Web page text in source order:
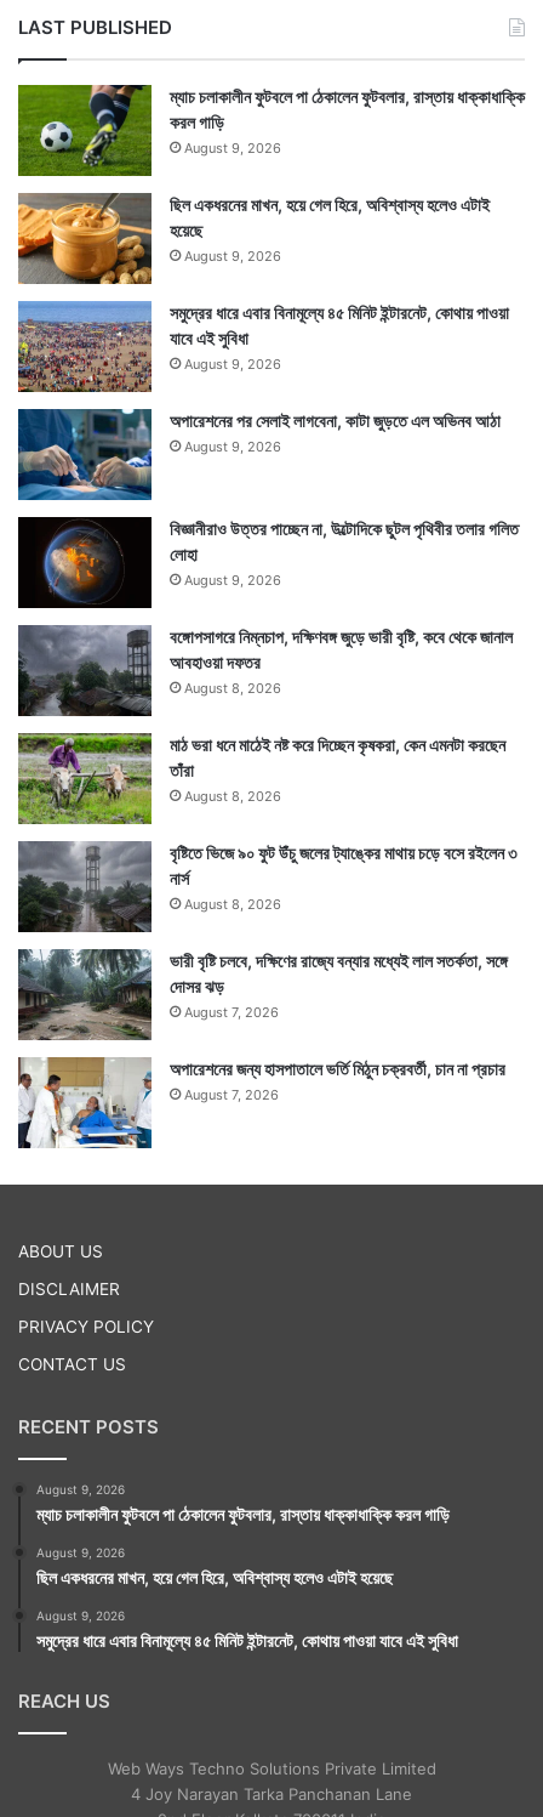
LAST PUBLISHED
ম্যাচ চলাকালীন ফুটবলে পা ঠেকালেন ফুটবলার, রাস্তায় ধাক্কাধাক্কি
করল গাড়ি
August 9, 2026
ছিল একধরনের মাখন, হয়ে গেল হিরে, অবিশ্বাস্য হলেও এটাই
হয়েছে
August 9, 2026
সমুদ্রের ধারে এবার বিনামূল্যে ৪৫ মিনিট ইন্টারনেট, কোথায় পাওয়া
যাবে এই সুবিধা
August 9, 2026
অপারেশনের পর সেলাই লাগবেনা, কাটা জুড়তে এল অভিনব আঠা
August 9, 2026
বিজ্ঞানীরাও উত্তর পাচ্ছেন না, উল্টোদিকে ছুটল পৃথিবীর তলার গলিত
লোহা
August 9, 2026
বঙ্গোপসাগরে নিম্নচাপ, দক্ষিণবঙ্গ জুড়ে ভারী বৃষ্টি, কবে থেকে জানাল
আবহাওয়া দফতর
August 8, 2026
মাঠ ভরা ধনে মাঠেই নষ্ট করে দিচ্ছেন কৃষকরা, কেন এমনটা করছেন
তাঁরা
August 8, 2026
বৃষ্টিতে ভিজে ৯০ ফুট উঁচু জলের ট্যাঙ্কের মাথায় চড়ে বসে রইলেন ৩
নার্স
August 8, 2026
ভারী বৃষ্টি চলবে, দক্ষিণের রাজ্যে বন্যার মধ্যেই লাল সতর্কতা, সঙ্গে
দোসর ঝড়
August 7, 2026
অপারেশনের জন্য হাসপাতালে ভর্তি মিঠুন চক্রবর্তী, চান না প্রচার
August 7, 2026
ABOUT US
DISCLAIMER
PRIVACY POLICY
CONTACT US
RECENT POSTS
August 9, 2026
ম্যাচ চলাকালীন ফুটবলে পা ঠেকালেন ফুটবলার, রাস্তায় ধাক্কাধাক্কি করল গাড়ি
August 9, 2026
ছিল একধরনের মাখন, হয়ে গেল হিরে, অবিশ্বাস্য হলেও এটাই হয়েছে
August 9, 2026
সমুদ্রের ধারে এবার বিনামূল্যে ৪৫ মিনিট ইন্টারনেট, কোথায় পাওয়া যাবে এই সুবিধা
REACH US
Web Ways Techno Solutions Private Limited
4 Joy Narayan Tarka Panchanan Lane